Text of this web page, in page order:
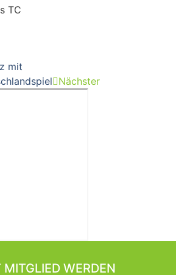
TC
mit
Nächster
WERDEN